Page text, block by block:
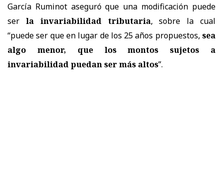
García Ruminot aseguró que una modificación puede
ser la invariabilidad tributaria, sobre la cual
“puede ser que en lugar de los 25 años propuestos, sea
algo menor, que los montos sujetos a
invariabilidad puedan ser más altos”.